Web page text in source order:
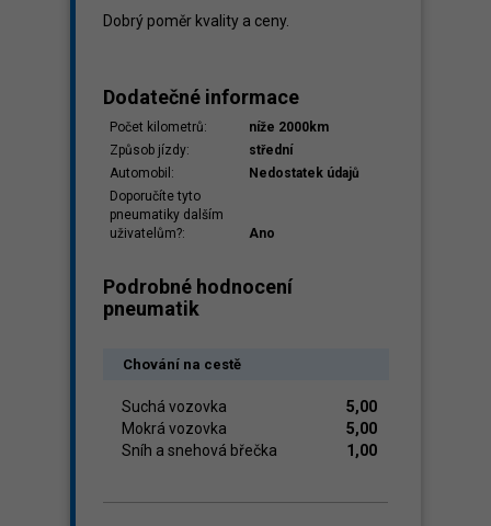
Dobrý poměr kvality a ceny.
Dodatečné informace
Počet kilometrů:
níže 2000km
Způsob jízdy:
střední
Automobil:
Nedostatek údajů
Doporučíte tyto
pneumatiky dalším
uživatelům?:
Ano
Podrobné hodnocení
pneumatik
Chování na cestě
Suchá vozovka
5,00
Mokrá vozovka
5,00
Sníh a snehová břečka
1,00